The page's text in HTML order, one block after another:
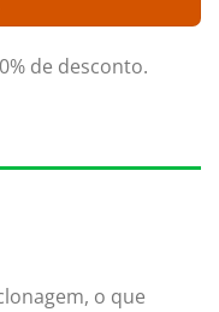
de desconto.
o que